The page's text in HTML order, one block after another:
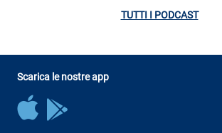
TUTTI I PODCAST
Scarica le nostre app